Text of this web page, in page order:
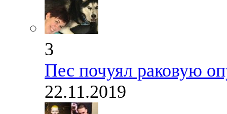
3
Пес почуял раковую
22.11.2019